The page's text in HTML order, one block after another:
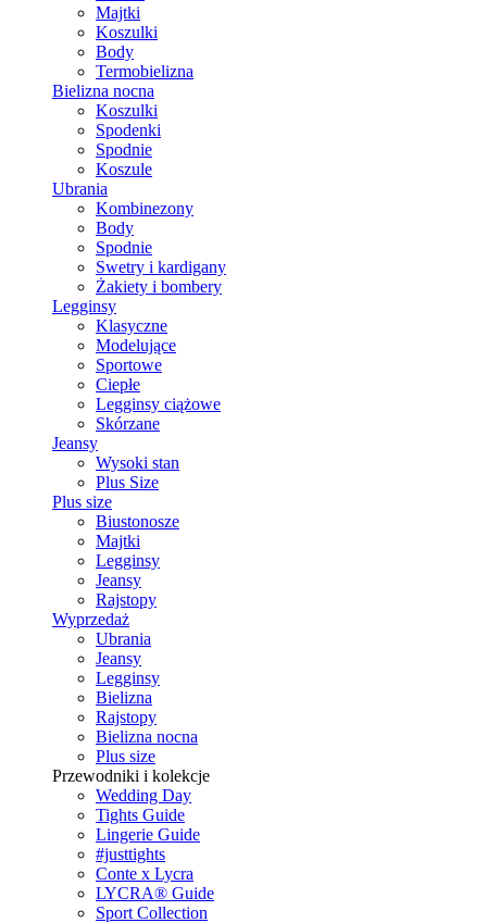
Majtki
Koszulki
Body
Termobielizna
Bielizna nocna
Koszulki
Spodenki
Spodnie
Koszule
Ubrania
Kombinezony
Body
Spodnie
Swetry i kardigany
Żakiety i bombery
Legginsy
Klasyczne
Modelujące
Sportowe
Ciepłe
Legginsy ciążowe
Skórzane
Jeansy
Wysoki stan
Plus Size
Plus size
Biustonosze
Majtki
Legginsy
Jeansy
Rajstopy
Wyprzedaż
Ubrania
Jeansy
Legginsy
Bielizna
Rajstopy
Bielizna nocna
Plus size
Przewodniki i kolekcje
Wedding Day
Tights Guide
Lingerie Guide
#justtights
Conte x Lycra
LYCRA® Guide
Sport Сollection